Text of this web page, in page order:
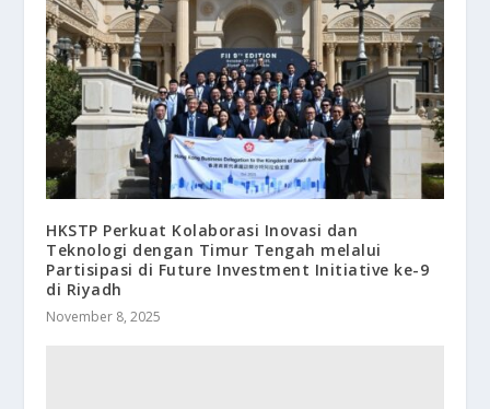
HKSTP Perkuat Kolaborasi Inovasi dan
Teknologi dengan Timur Tengah melalui
Partisipasi di Future Investment Initiative ke-9
di Riyadh
November 8, 2025